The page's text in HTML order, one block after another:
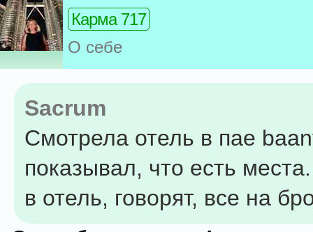
Карма 717
О себе
Sacrum
Смотрела отель в пае
показывал, что есть
в отель, говорят, все на